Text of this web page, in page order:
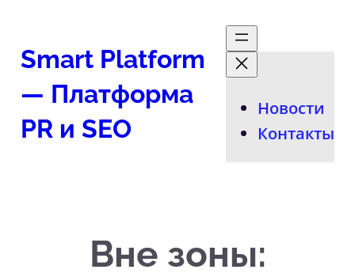
содержимому
Smart Platform
— Платформа
PR и SEO
Новости
Контакты
Вне зоны: